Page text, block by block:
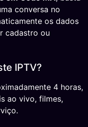
conversa no
os dados
cadastro ou
IPTV?
4 horas,
ao vivo, filmes,